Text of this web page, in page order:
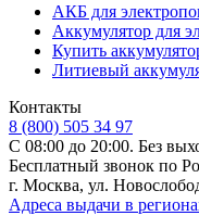
АКБ для
Аккумулятор для
Купить
Литиевый
Контакты
8 (800) 505 34 97
С 08:00 до 20:00. Без
Бесплатный звонок по
г. Москва, ул.
Адреса выдачи в